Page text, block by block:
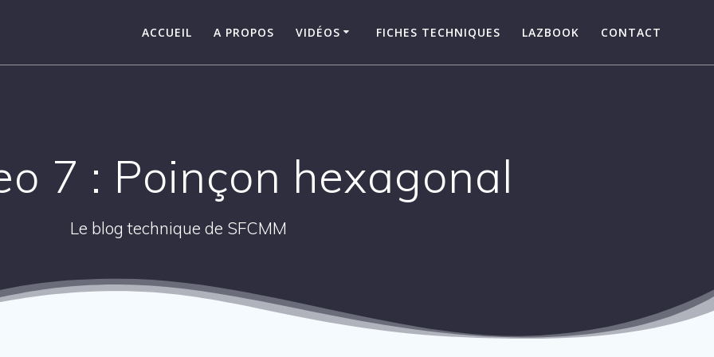
ACCUEIL A PROPOS VIDÉOS FICHES TECHNIQUES LAZBOOK CONTACT
7 : Poinçon hexagonal
Le blog technique de SFCMM